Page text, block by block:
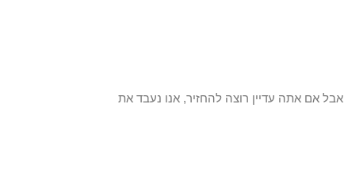
/ ים. אבל אם אתה עדיין רוצה להחזיר, אנו נעבד את